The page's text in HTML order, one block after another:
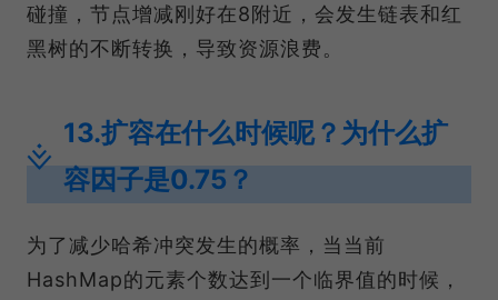
碰撞，节点增减刚好在8附近，会发生链表和红
黑树的不断转换，导致资源浪费。
13.扩容在什么时候呢？为什么扩
容因子是0.75？
为了减少哈希冲突发生的概率，当当前
HashMap的元素个数达到一个临界值的时候，